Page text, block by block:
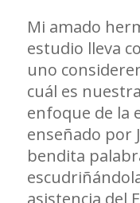
Mi amado
estudio lleva
uno
cuál es
enfoque de la
enseñado por
bendita